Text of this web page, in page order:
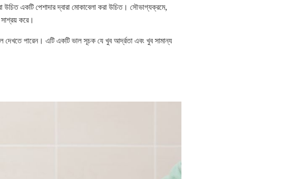
একটি পেশাদার দ্বারা মোকাবেলা করা উচিত। সৌভাগ্যক্রমে,
করে।
পারেন। এটি একটি ভাল সূচক যে খুব আর্দ্রতা এবং খুব সামান্য